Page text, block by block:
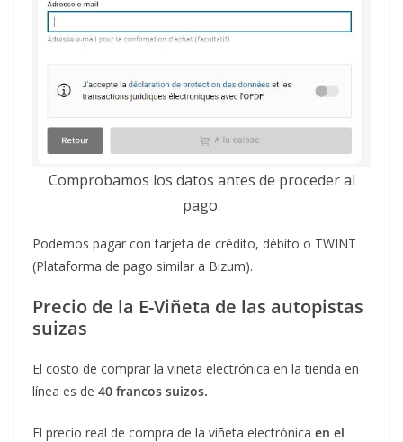
Comprobamos los datos antes de proceder al
pago.
Podemos pagar con tarjeta de crédito, débito o TWINT
(Plataforma de pago similar a Bizum).
Precio de la E-Viñeta de las autopistas
suizas
El costo de comprar la viñeta electrónica en la tienda en
línea es de 40 francos suizos.
El precio real de compra de la viñeta electrónica en el